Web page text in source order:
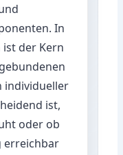
In
der Kern
individueller
ist,
oder ob
erreichbar